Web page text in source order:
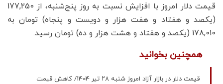
قیمت دلار امروز با افزایش نسبت به روز پنج‌شنبه، از 177,250
(یکصد و هفتاد و هفت هزار و دویست و پنجاه) تومان به
178,010 (یکصد و هفتاد و هشت هزار و ده) تومان رسید.
همچنین بخوانید
قیمت دلار در بازار آزاد امروز شنبه ۲۸ تیر 1404/ کاهش قیمت